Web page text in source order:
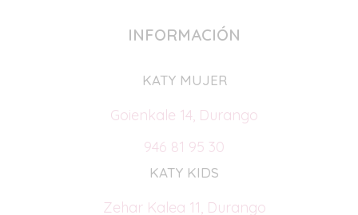
INFORMACIÓN
KATY MUJER
Goienkale 14, Durango
946 81 95 30
KATY KIDS
Zehar Kalea 11, Durango